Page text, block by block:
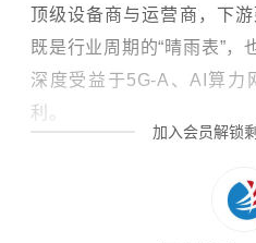
顶级设备商与运营商，下
既是行业周期的“晴雨表”，
深度受益于5G-A、AI算力
利。
加入会员解锁